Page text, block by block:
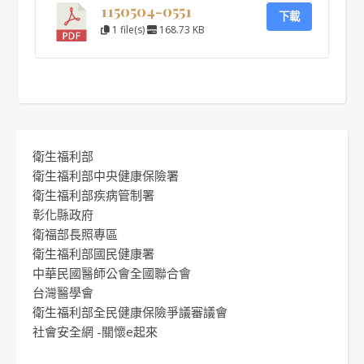
1150504-0551
1 file(s) 168.73 KB
下載
衛生福利部
衛生福利部中央健康保險署
衛生福利部疾病管制署
彰化縣政府
衛福部長照專區
衛生福利部國民健康署
中華民國醫師公會全國聯合會
台灣醫學會
衛生福利部全民健康保險爭議審議會
社會安全網 -關懷e起來